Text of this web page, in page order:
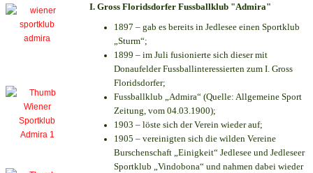
I. Gross Floridsdorfer Fussballklub "Admira"
1897 – gab es bereits in Jedlesee einen Sportklub
„Sturm“;
1899 – im Juli fusionierte sich dieser mit
Donaufelder Fussballinteressierten zum I. Gross
Floridsdorfer;
Fussballklub „Admira“ (Quelle: Allgemeine Sport
Zeitung, vom 04.03.1900);
1903 – löste sich der Verein wieder auf;
1905 – vereinigten sich die wilden Vereine
Burschenschaft „Einigkeit“ Jedlesee und Jedleseer
Sportklub „Vindobona“ und nahmen dabei wieder